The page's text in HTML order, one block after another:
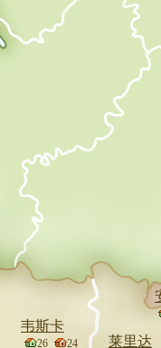
莱里达
韦斯卡
26 24